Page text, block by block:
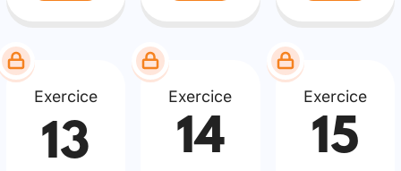
Exercice
13
Exercice
14
Exercice
15